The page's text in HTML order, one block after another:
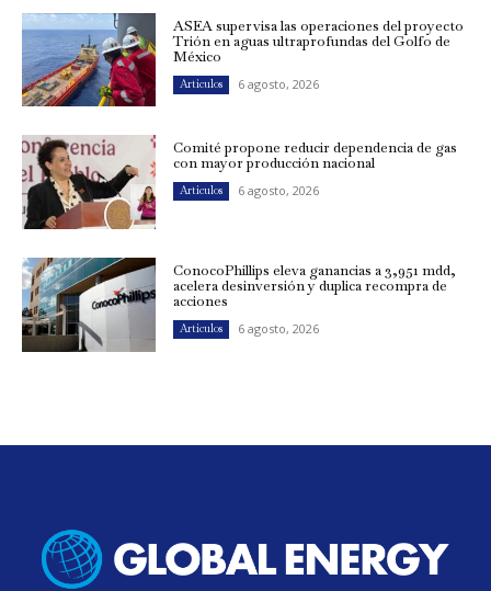
ASEA supervisa las operaciones del proyecto
Trión en aguas ultraprofundas del Golfo de
México
Artículos 6 agosto, 2026
Comité propone reducir dependencia de gas
con mayor producción nacional
Artículos 6 agosto, 2026
ConocoPhillips eleva ganancias a 3,951 mdd,
acelera desinversión y duplica recompra de
acciones
Artículos 6 agosto, 2026